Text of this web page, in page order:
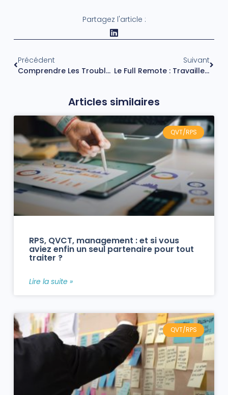
Partagez l'article :
Précédent
Comprendre Les Troubles Du Spectre De L’autisme
Suivant
Le Full Remote : Travailler À 100 % À Distance Et De N’importe Où
Articles similaires
QVT/RPS
RPS, QVCT, management : et si vous
aviez enfin un seul partenaire pour tout
traiter ?
Lire la suite »
QVT/RPS